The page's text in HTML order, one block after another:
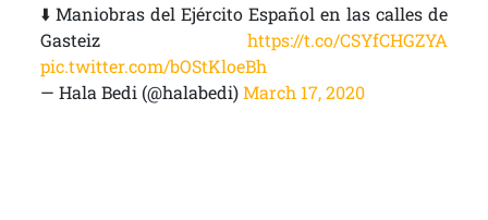
⬇️ Maniobras del Ejército Español en las calles de
Gasteizhttps://t.co/CSYfCHGZYA
pic.twitter.com/bOStKloeBh
— Hala Bedi (@halabedi)March 17, 2020